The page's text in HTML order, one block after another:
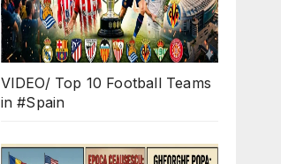
VIDEO/ Top 10 Football Teams
in #Spain